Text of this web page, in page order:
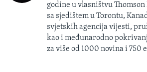
godine u vlasništvu
sa sjedištem u Torontu,
svjetskih agencija vijesti,
kao i međunarodno
za više od 1000 novina i 750